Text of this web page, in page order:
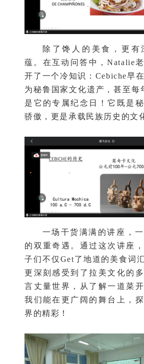
除了馋人的美食，更有
蕴。在互动问答中，Natalie
开了一个冷知识：Cebiche早
为秘鲁国家文化遗产，甚至每
是它的专属纪念日！它既是
骄傲，更是承载民族历史的文
一场干货满满的讲座，
的双重奇遇。通过这次讲座
子们不仅Get了地道的美食词
更深刻感受到了拉美文化的
言丈量世界，从了解一道菜
我们能在更广阔的舞台上，
界的精彩！